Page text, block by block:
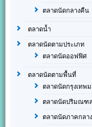
ตลาดนัดกลางคืน
ตลาดน้ำ
ตลาดนัดตามประเภท
ตลาดนัดออฟฟิศ
ตลาดนัดตามพื้นที่
ตลาดนัดกรุงเทพ
ตลาดนัดปริมณฑล
ตลาดนัดภาคกลาง